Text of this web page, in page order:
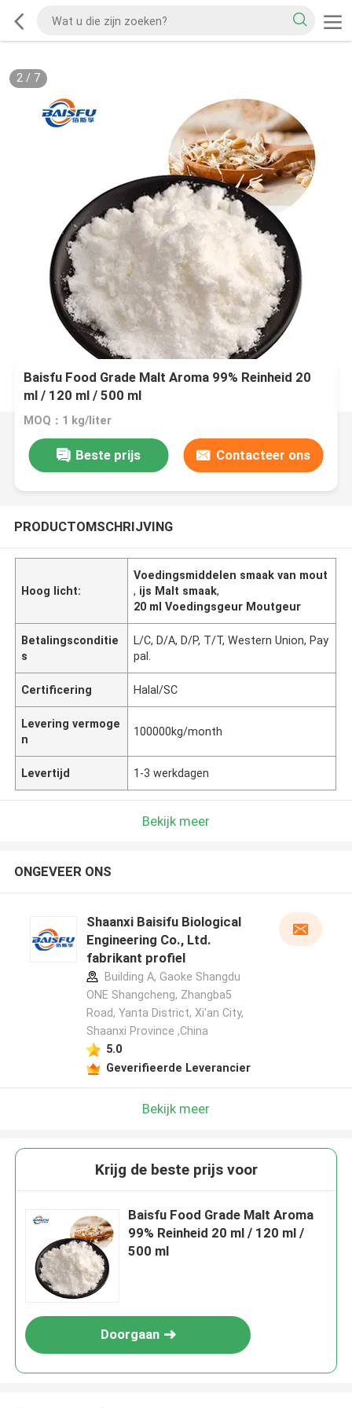
2/ 7
Baisfu Food Grade Malt Aroma 99% Reinheid 20
ml / 120 ml / 500 ml
MOQ：1 kg/liter
Beste prijs Contacteer ons
PRODUCTOMSCHRIJVING
Hoog licht:
Voedingsmiddelen smaak van mout
, ijs Malt smaak,
20 ml Voedingsgeur Moutgeur
Betalingsconditie
s
L/C, D/A, D/P, T/T, Western Union, Pay
pal.
Certificering Halal/SC
Levering vermoge
n
100000kg/month
Levertijd 1-3 werkdagen
Bekijk meer
ONGEVEER ONS
Shaanxi Baisifu Biological
Engineering Co., Ltd.
fabrikant profiel
Building A, Gaoke Shangdu
ONE Shangcheng, Zhangba5
Road, Yanta District, Xi'an City,
Shaanxi Province ,China
5.0
Geverifieerde Leverancier
Bekijk meer
Krijg de beste prijs voor
Baisfu Food Grade Malt Aroma
99% Reinheid 20 ml / 120 ml /
500 ml
Doorgaan